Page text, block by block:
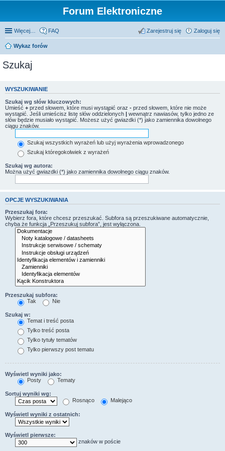
Forum Elektroniczne
Więcej… FAQ Zaloguj się
Zarejestruj się
Wykaz forów
Szukaj
WYSZUKIWANIE
Szukaj wg słów kluczowych:
Umieść + przed słowem, które musi wystąpić oraz - przed słowem, które nie może
wystąpić. Jeśli umieścisz listę słów oddzielonych | wewnątrz nawiasów, tylko jedno ze
słów będzie musiało wystąpić. Możesz użyć gwiazdki (*) jako zamiennika dowolnego
ciągu znaków.
Szukaj wszystkich wyrażeń lub użyj wyrażenia wprowadzonego
Szukaj któregokolwiek z wyrażeń
Szukaj wg autora:
Można użyć gwiazdki (*) jako zamiennika dowolnego ciągu znaków.
OPCJE WYSZUKIWANIA
Przeszukaj fora:
Wybierz fora, które chcesz przeszukać. Subfora są przeszukiwane automatycznie,
chyba że funkcja „Przeszukuj subfora”, jest wyłączona.
Przeszukaj subfora:
Tak
Nie
Szukaj w:
Temat i treść posta
Tylko treść posta
Tylko tytuły tematów
Tylko pierwszy post tematu
Wyświetl wyniki jako:
Posty
Tematy
Sortuj wyniki wg:
Rosnąco
Malejąco
Wyświetl wyniki z ostatnich:
Wyświetl pierwsze:
znaków w poście